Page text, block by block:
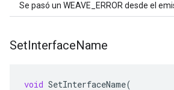
Se pasó un WEAVE_ERROR desde el
SetInterfaceName
void SetInterfaceName(